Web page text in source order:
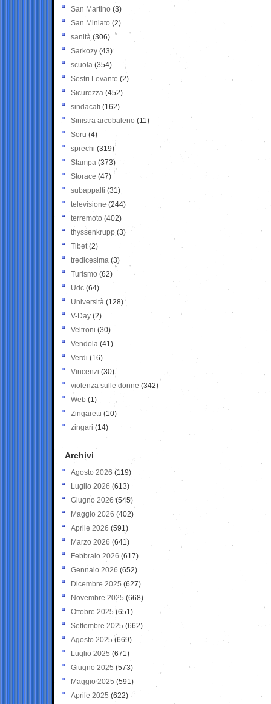
San Martino (3)
San Miniato (2)
sanità (306)
Sarkozy (43)
scuola (354)
Sestri Levante (2)
Sicurezza (452)
sindacati (162)
Sinistra arcobaleno (11)
Soru (4)
sprechi (319)
Stampa (373)
Storace (47)
subappalti (31)
televisione(244)
terremoto (402)
thyssenkrupp (3)
Tibet(2)
tredicesima (3)
Turismo (62)
Udc (64)
Università (128)
V-Day (2)
Veltroni (30)
Vendola (41)
Verdi (16)
Vincenzi (30)
violenza sulle donne (342)
Web (1)
Zingaretti (10)
zingari (14)
Archivi
Agosto 2026 (119)
Luglio 2026 (613)
Giugno 2026 (545)
Maggio 2026 (402)
Aprile 2026 (591)
Marzo 2026 (641)
Febbraio 2026 (617)
Gennaio 2026 (652)
Dicembre 2025 (627)
Novembre 2025 (668)
Ottobre 2025 (651)
Settembre 2025 (662)
Agosto 2025 (669)
Luglio 2025 (671)
Giugno 2025 (573)
Maggio 2025 (591)
Aprile 2025 (622)